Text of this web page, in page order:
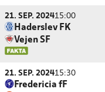
21. SEP. 202415:00
Haderslev FK
Vejen SF
21. SEP. 202415:30
Fredericia fF